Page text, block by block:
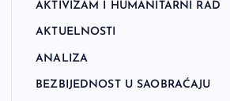
AKTIVIZAM I HUMANITARNI RAD
AKTUELNOSTI
ANALIZA
BEZBIJEDNOST U SAOBRAĆAJU